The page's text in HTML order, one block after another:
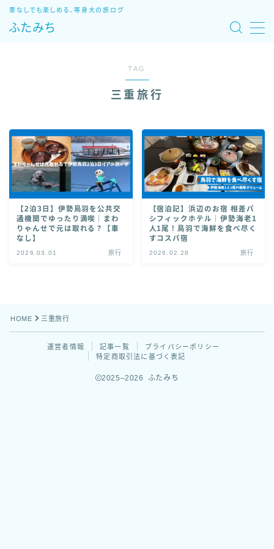
ふたみち
車なしでも楽しめる、等身大の旅ログ
キャリア
資格取得
ブログ運営
暮らし
TAG
三重旅行
【2泊3日】伊勢鳥羽を公共交
通機関でゆったり満喫｜まわ
りゃんせで元は取れる？【車
なし】
2026.03.01 旅行
【宿泊記】浜辺のお宿 相差パ
シフィックホテル｜伊勢海老1
人1尾！鳥羽で海鮮を食べ尽く
すコスパ宿
2026.02.28 旅行
HOME 三重旅行
運営者情報 記事一覧
プライバシーポリシー
特定商取引法に基づく表記
2025–2026 ふたみち